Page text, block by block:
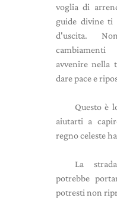
voglia di
guide divine ti
d'uscita.
avvenire nella
dare pace e
Questo è
aiutarti a
regno celeste
La
potrebbe
potresti non